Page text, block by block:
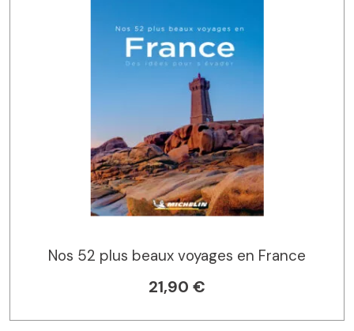
Nos 52 plus beaux voyages en France
21,90 €